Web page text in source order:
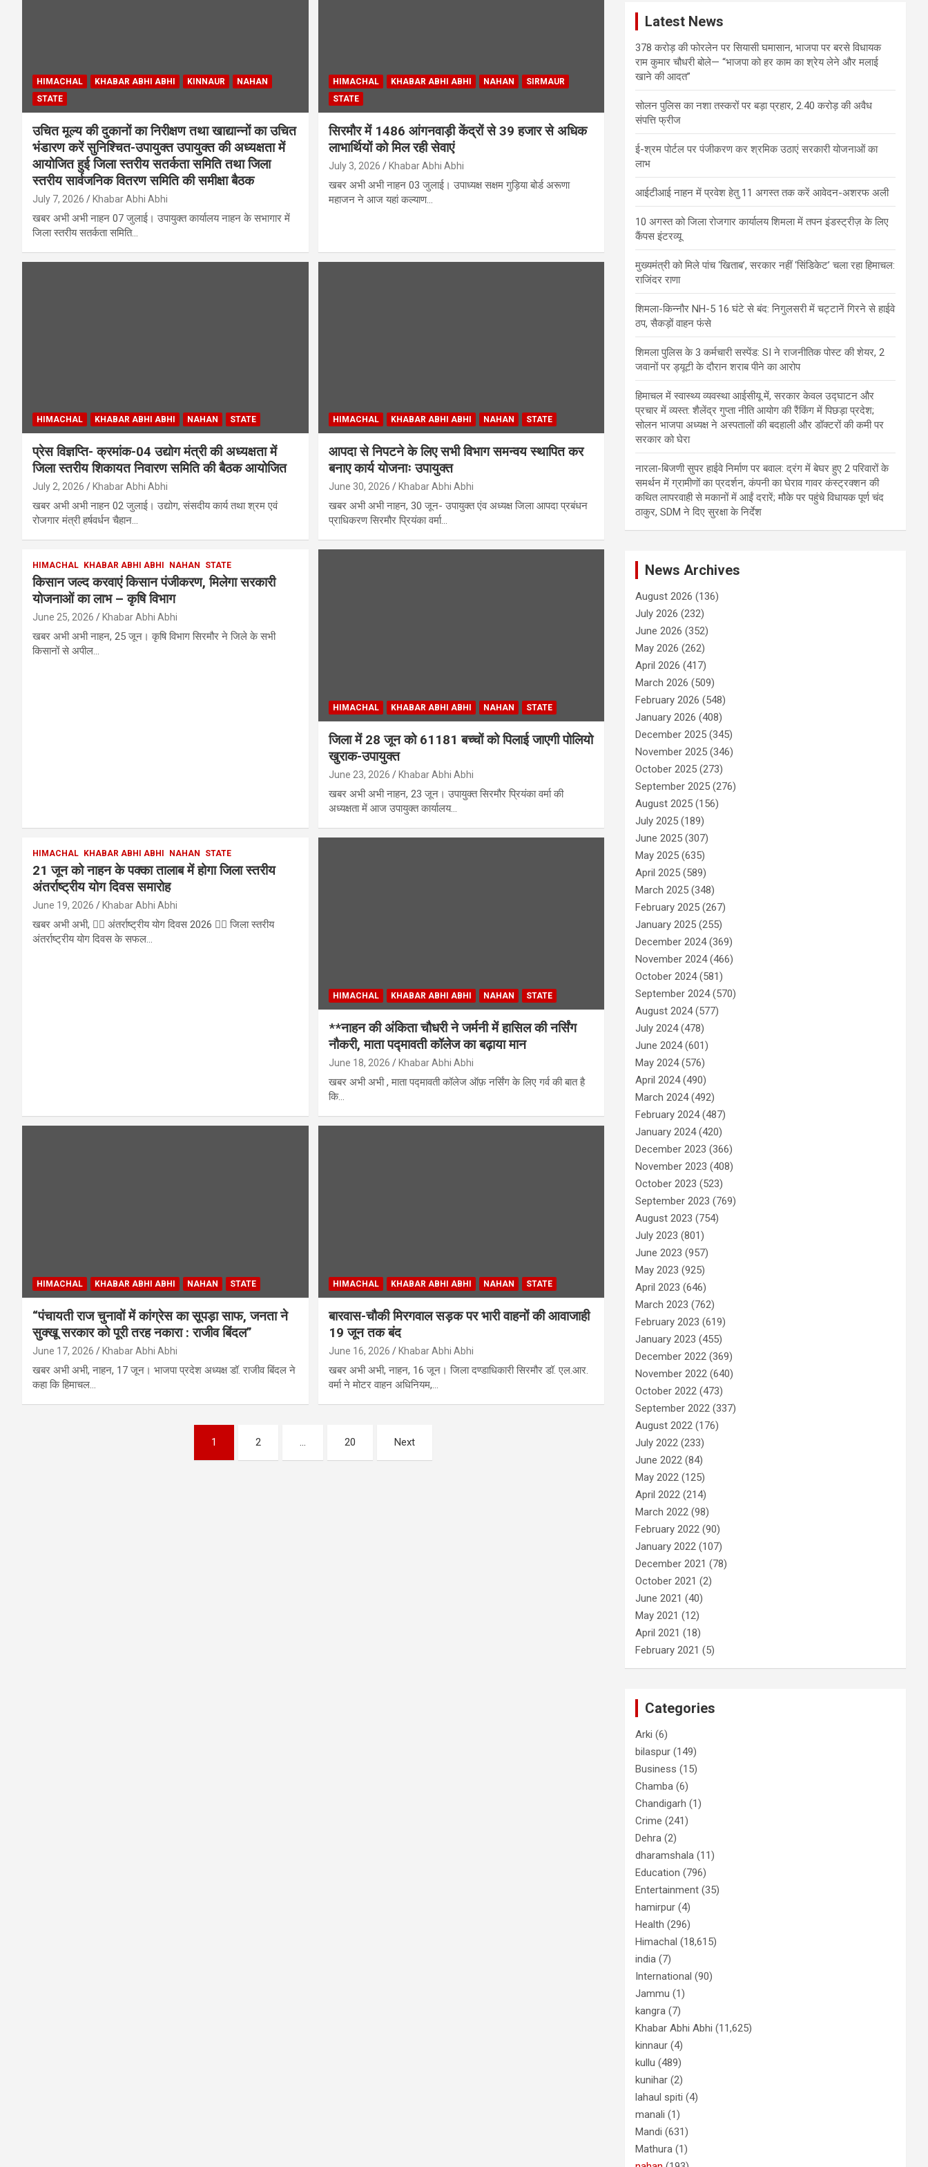
HIMACHAL KHABAR ABHI ABHI KINNAUR
NAHAN
STATE
उचित मूल्य की दुकानों का निरीक्षण तथा खाद्यान्नों का उचित
भंडारण करें सुनिश्चित-उपायुक्त उपायुक्त की अध्यक्षता में
आयोजित हुई जिला स्तरीय सतर्कता समिति तथा जिला
स्तरीय सार्वजनिक वितरण समिति की समीक्षा बैठक
July 7, 2026 Khabar Abhi Abhi
खबर अभी अभी नाहन 07 जुलाई। उपायुक्त कार्यालय नाहन के सभागार में
जिला स्तरीय सतर्कता समिति…
HIMACHAL KHABAR ABHI ABHI NAHAN
SIRMAUR
STATE
सिरमौर में 1486 आंगनवाड़ी केंद्रों से 39 हजार से अधिक
लाभार्थियों को मिल रही सेवाएं
July 3, 2026 Khabar Abhi Abhi
खबर अभी अभी नाहन 03 जुलाई। उपाध्यक्ष सक्षम गुड़िया बोर्ड अरूणा
महाजन ने आज यहां कल्याण…
HIMACHAL KHABAR ABHI ABHI NAHAN STATE
प्रेस विज्ञप्ति- क्रमांक-04 उद्योग मंत्री की अध्यक्षता में
जिला स्तरीय शिकायत निवारण समिति की बैठक आयोजित
July 2, 2026 Khabar Abhi Abhi
खबर अभी अभी नाहन 02 जुलाई। उद्योग, संसदीय कार्य तथा श्रम एवं
रोजगार मंत्री हर्षवर्धन चैहान…
HIMACHAL KHABAR ABHI ABHI NAHAN STATE
आपदा से निपटने के लिए सभी विभाग समन्वय स्थापित कर
बनाए कार्य योजनाः उपायुक्त
June 30, 2026 Khabar Abhi Abhi
खबर अभी अभी नाहन, 30 जून- उपायुक्त एंव अध्यक्ष जिला आपदा प्रबंधन
प्राधिकरण सिरमौर प्रियंका वर्मा…
HIMACHAL KHABAR ABHI ABHI NAHAN STATE
किसान जल्द करवाएं किसान पंजीकरण, मिलेगा सरकारी
योजनाओं का लाभ – कृषि विभाग
June 25, 2026 Khabar Abhi Abhi
खबर अभी अभी नाहन, 25 जून। कृषि विभाग सिरमौर ने जिले के सभी
किसानों से अपील…
HIMACHAL KHABAR ABHI ABHI NAHAN STATE
जिला में 28 जून को 61181 बच्चों को पिलाई जाएगी पोलियो
खुराक-उपायुक्त
June 23, 2026 Khabar Abhi Abhi
खबर अभी अभी नाहन, 23 जून। उपायुक्त सिरमौर प्रियंका वर्मा की
अध्यक्षता में आज उपायुक्त कार्यालय…
HIMACHAL KHABAR ABHI ABHI NAHAN STATE
21 जून को नाहन के पक्का तालाब में होगा जिला स्तरीय
अंतर्राष्ट्रीय योग दिवस समारोह
June 19, 2026 Khabar Abhi Abhi
खबर अभी अभी, 🧘‍♀️ अंतर्राष्ट्रीय योग दिवस 2026 🧘‍♂️ जिला स्तरीय
अंतर्राष्ट्रीय योग दिवस के सफल…
HIMACHAL KHABAR ABHI ABHI NAHAN STATE
**नाहन की अंकिता चौधरी ने जर्मनी में हासिल की नर्सिंग
नौकरी, माता पद्मावती कॉलेज का बढ़ाया मान
June 18, 2026 Khabar Abhi Abhi
खबर अभी अभी , माता पद्मावती कॉलेज ऑफ़ नर्सिंग के लिए गर्व की बात है
कि…
HIMACHAL KHABAR ABHI ABHI NAHAN STATE
“पंचायती राज चुनावों में कांग्रेस का सूपड़ा साफ, जनता ने
सुक्खू सरकार को पूरी तरह नकारा : राजीव बिंदल”
June 17, 2026 Khabar Abhi Abhi
खबर अभी अभी, नाहन, 17 जून। भाजपा प्रदेश अध्यक्ष डॉ. राजीव बिंदल ने
कहा कि हिमाचल…
HIMACHAL KHABAR ABHI ABHI NAHAN STATE
बारवास-चौकी मिरगवाल सड़क पर भारी वाहनों की आवाजाही
19 जून तक बंद
June 16, 2026 Khabar Abhi Abhi
खबर अभी अभी, नाहन, 16 जून। जिला दण्डाधिकारी सिरमौर डॉ. एल.आर.
वर्मा ने मोटर वाहन अधिनियम,…
1 2 … 20 Next
Latest News
378 करोड़ की फोरलेन पर सियासी घमासान, भाजपा पर बरसे विधायक
राम कुमार चौधरी बोले— “भाजपा को हर काम का श्रेय लेने और मलाई
खाने की आदत”
सोलन पुलिस का नशा तस्करों पर बड़ा प्रहार, 2.40 करोड़ की अवैध
संपत्ति फ्रीज
ई-श्रम पोर्टल पर पंजीकरण कर श्रमिक उठाएं सरकारी योजनाओं का
लाभ
आईटीआई नाहन में प्रवेश हेतु 11 अगस्त तक करें आवेदन-अशरफ अली
10 अगस्त को जिला रोजगार कार्यालय शिमला में तपन इंडस्ट्रीज़ के लिए
कैंपस इंटरव्यू
मुख्यमंत्री को मिले पांच ‘खिताब’, सरकार नहीं ‘सिंडिकेट’ चला रहा हिमाचल:
राजिंदर राणा
शिमला-किन्नौर NH-5 16 घंटे से बंद: निगुलसरी में चट्टानें गिरने से हाईवे
ठप, सैकड़ों वाहन फंसे
शिमला पुलिस के 3 कर्मचारी सस्पेंड: SI ने राजनीतिक पोस्ट की शेयर, 2
जवानों पर ड्यूटी के दौरान शराब पीने का आरोप
हिमाचल में स्वास्थ्य व्यवस्था आईसीयू में, सरकार केवल उद्घाटन और
प्रचार में व्यस्त: शैलेंद्र गुप्ता नीति आयोग की रैंकिंग में पिछड़ा प्रदेश;
सोलन भाजपा अध्यक्ष ने अस्पतालों की बदहाली और डॉक्टरों की कमी पर
सरकार को घेरा
नारला-बिजणी सुपर हाईवे निर्माण पर बवाल: द्रंग में बेघर हुए 2 परिवारों के
समर्थन में ग्रामीणों का प्रदर्शन, कंपनी का घेराव गावर कंस्ट्रक्शन की
कथित लापरवाही से मकानों में आईं दरारें; मौके पर पहुंचे विधायक पूर्ण चंद
ठाकुर, SDM ने दिए सुरक्षा के निर्देश
News Archives
August 2026 (136)
July 2026 (232)
June 2026 (352)
May 2026 (262)
April 2026 (417)
March 2026 (509)
February 2026 (548)
January 2026 (408)
December 2025 (345)
November 2025 (346)
October 2025 (273)
September 2025 (276)
August 2025 (156)
July 2025 (189)
June 2025 (307)
May 2025 (635)
April 2025 (589)
March 2025 (348)
February 2025 (267)
January 2025 (255)
December 2024(369)
November 2024(466)
October 2024(581)
September 2024(570)
August 2024(577)
July 2024(478)
June 2024(601)
May 2024(576)
April 2024(490)
March 2024(492)
February 2024(487)
January 2024(420)
December 2023 (366)
November 2023 (408)
October 2023 (523)
September 2023 (769)
August 2023 (754)
July 2023 (801)
June 2023 (957)
May 2023 (925)
April 2023 (646)
March 2023 (762)
February 2023 (619)
January 2023 (455)
December 2022 (369)
November 2022 (640)
October 2022 (473)
September 2022 (337)
August 2022 (176)
July 2022 (233)
June 2022 (84)
May 2022 (125)
April 2022 (214)
March 2022 (98)
February 2022 (90)
January 2022 (107)
December 2021 (78)
October 2021 (2)
June 2021 (40)
May 2021 (12)
April 2021 (18)
February 2021 (5)
Categories
Arki (6)
bilaspur (149)
Business (15)
Chamba (6)
Chandigarh (1)
Crime (241)
Dehra (2)
dharamshala (11)
Education (796)
Entertainment (35)
hamirpur (4)
Health (296)
Himachal (18,615)
india (7)
International (90)
Jammu (1)
kangra (7)
Khabar Abhi Abhi (11,625)
kinnaur (4)
kullu (489)
kunihar (2)
lahaul spiti (4)
manali (1)
Mandi (631)
Mathura (1)